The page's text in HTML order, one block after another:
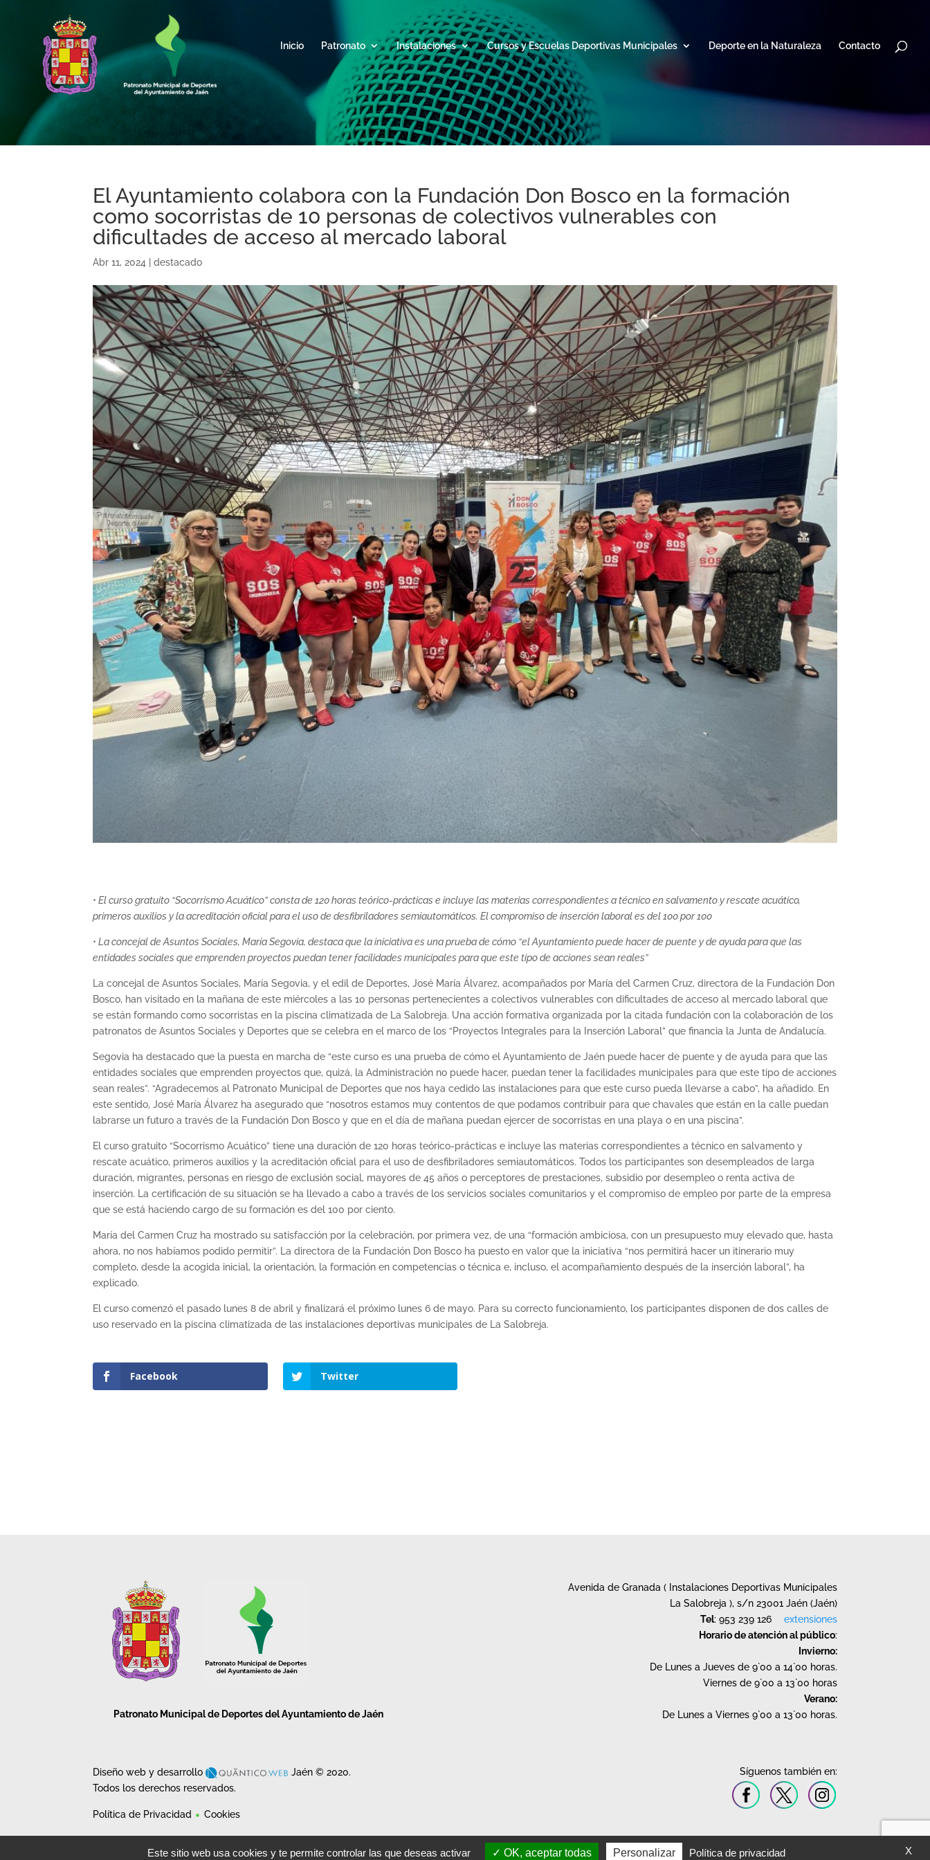
Inicio Patronato Instalaciones Cursos y Escuelas Deportivas Municipales Deporte en la Naturaleza Contacto
El Ayuntamiento colabora con la Fundación Don Bosco en la formación
como socorristas de 10 personas de colectivos vulnerables con
dificultades de acceso al mercado laboral
Abr 11, 2024 |destacado
• El curso gratuito “Socorrismo Acuático” consta de 120 horas teórico-prácticas e incluye las materias correspondientes a técnico en salvamento y rescate acuático,
primeros auxilios y la acreditación oficial para el uso de desfibriladores semiautomáticos. El compromiso de inserción laboral es del 100 por 100
• La concejal de Asuntos Sociales, María Segovia, destaca que la iniciativa es una prueba de cómo “el Ayuntamiento puede hacer de puente y de ayuda para que las
entidades sociales que emprenden proyectos puedan tener facilidades municipales para que este tipo de acciones sean reales”
La concejal de Asuntos Sociales, María Segovia, y el edil de Deportes, José María Álvarez, acompañados por María del Carmen Cruz, directora de la Fundación Don
Bosco, han visitado en la mañana de este miércoles a las 10 personas pertenecientes a colectivos vulnerables con dificultades de acceso al mercado laboral que
se están formando como socorristas en la piscina climatizada de La Salobreja. Una acción formativa organizada por la citada fundación con la colaboración de los
patronatos de Asuntos Sociales y Deportes que se celebra en el marco de los “Proyectos Integrales para la Inserción Laboral” que financia la Junta de Andalucía.
Segovia ha destacado que la puesta en marcha de “este curso es una prueba de cómo el Ayuntamiento de Jaén puede hacer de puente y de ayuda para que las
entidades sociales que emprenden proyectos que, quizá, la Administración no puede hacer, puedan tener la facilidades municipales para que este tipo de acciones
sean reales”. “Agradecemos al Patronato Municipal de Deportes que nos haya cedido las instalaciones para que este curso pueda llevarse a cabo”, ha añadido. En
este sentido, José María Álvarez ha asegurado que “nosotros estamos muy contentos de que podamos contribuir para que chavales que están en la calle puedan
labrarse un futuro a través de la Fundación Don Bosco y que en el día de mañana puedan ejercer de socorristas en una playa o en una piscina”.
El curso gratuito “Socorrismo Acuático” tiene una duración de 120 horas teórico-prácticas e incluye las materias correspondientes a técnico en salvamento y
rescate acuático, primeros auxilios y la acreditación oficial para el uso de desfibriladores semiautomáticos. Todos los participantes son desempleados de larga
duración, migrantes, personas en riesgo de exclusión social, mayores de 45 años o perceptores de prestaciones, subsidio por desempleo o renta activa de
inserción. La certificación de su situación se ha llevado a cabo a través de los servicios sociales comunitarios y el compromiso de empleo por parte de la empresa
que se está haciendo cargo de su formación es del 100 por ciento.
María del Carmen Cruz ha mostrado su satisfacción por la celebración, por primera vez, de una “formación ambiciosa, con un presupuesto muy elevado que, hasta
ahora, no nos habíamos podido permitir”. La directora de la Fundación Don Bosco ha puesto en valor que la iniciativa “nos permitirá hacer un itinerario muy
completo, desde la acogida inicial, la orientación, la formación en competencias o técnica e, incluso, el acompañamiento después de la inserción laboral”, ha
explicado.
El curso comenzó el pasado lunes 8 de abril y finalizará el próximo lunes 6 de mayo. Para su correcto funcionamiento, los participantes disponen de dos calles de
uso reservado en la piscina climatizada de las instalaciones deportivas municipales de La Salobreja.
Facebook Twitter
Patronato Municipal de Deportes del Ayuntamiento de Jaén
Diseño web y desarrollo
Jaén © 2020.
Todos los derechos reservados.
Política de Privacidad Cookies
Avenida de Granada ( Instalaciones Deportivas Municipales
La Salobreja ), s/n 23001 Jaén (Jaén)
Tel: 953 239 126
extensiones
Horario de atención al público:
Invierno:
De Lunes a Jueves de 9`00 a 14`00 horas.
Viernes de 9`00 a 13`00 horas
Verano:
De Lunes a Viernes 9`00 a 13`00 horas.
Síguenos también en:
X
Este sitio web usa cookies y te permite controlar las que deseas activar OK, aceptar todas Personalizar Política de privacidad